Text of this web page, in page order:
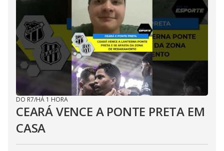
DO R7/HÁ 1 HORA
CEARÁ VENCE A PONTE PRETA EM
CASA